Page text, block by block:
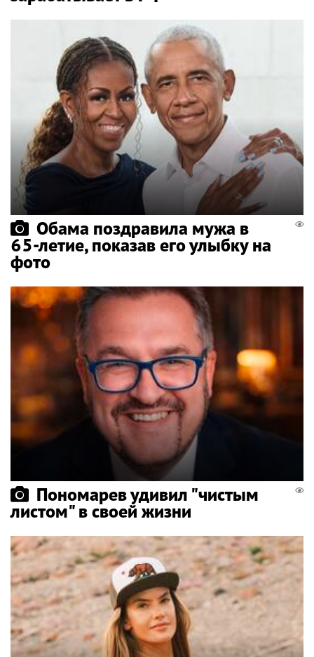
Обама поздравила мужа в
65-летие, показав его улыбку на
фото
Пономарев удивил "чистым
листом" в своей жизни